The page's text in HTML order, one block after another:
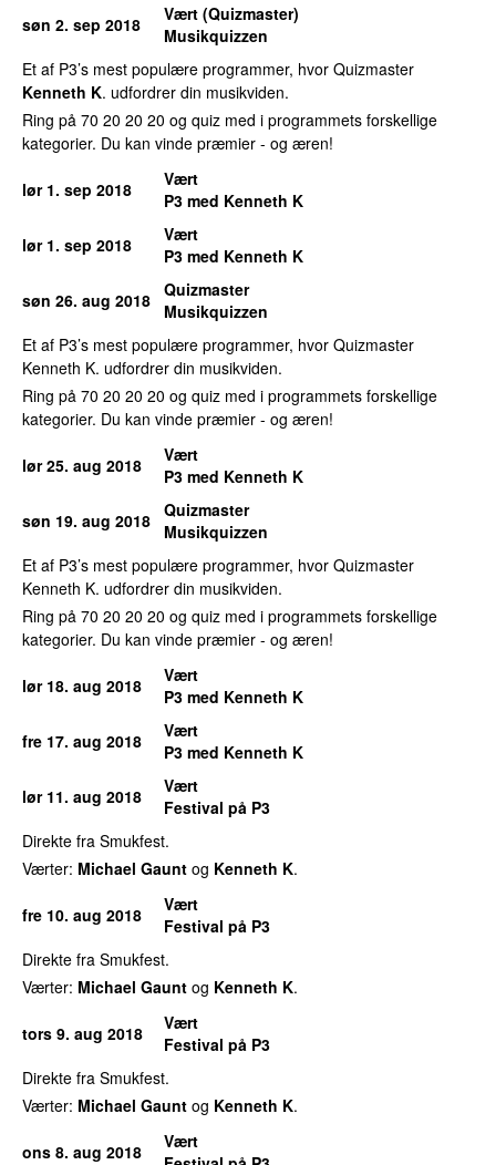
søn 2. sep 2018
Vært (Quizmaster)
Musikquizzen
Et af P3’s mest populære programmer, hvor Quizmaster
Kenneth K. udfordrer din musikviden.
Ring på 70 20 20 20 og quiz med i programmets forskellige
kategorier. Du kan vinde præmier - og æren!
lør 1. sep 2018
Vært
P3 med Kenneth K
lør 1. sep 2018
Vært
P3 med Kenneth K
søn 26. aug 2018 Quizmaster
Musikquizzen
Et af P3’s mest populære programmer, hvor Quizmaster
Kenneth K. udfordrer din musikviden.
Ring på 70 20 20 20 og quiz med i programmets forskellige
kategorier. Du kan vinde præmier - og æren!
lør 25. aug 2018
Vært
P3 med Kenneth K
søn 19. aug 2018 Quizmaster
Musikquizzen
Et af P3’s mest populære programmer, hvor Quizmaster
Kenneth K. udfordrer din musikviden.
Ring på 70 20 20 20 og quiz med i programmets forskellige
kategorier. Du kan vinde præmier - og æren!
lør 18. aug 2018
Vært
P3 med Kenneth K
fre 17. aug 2018
Vært
P3 med Kenneth K
lør 11. aug 2018
Vært
Festival på P3
Direkte fra Smukfest.
Værter: Michael Gaunt og Kenneth K.
fre 10. aug 2018
Vært
Festival på P3
Direkte fra Smukfest.
Værter: Michael Gaunt og Kenneth K.
tors 9. aug 2018
Vært
Festival på P3
Direkte fra Smukfest.
Værter: Michael Gaunt og Kenneth K.
ons 8. aug 2018
Vært